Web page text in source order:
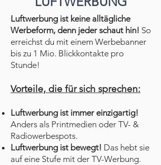
Luftwerbung ist keine alltägliche
Werbeform, denn jeder schaut hin! So
erreichst du mit einem Werbebanner
bis zu 1 Mio. Blickkontakte pro
Stunde!
Vorteile, die für sich sprechen:
Luftwerbung ist immer einzigartig!
Anders als Printmedien oder TV- &
Radiowerbespots.
Luftwerbung ist bewegt! Das hebt sie
auf eine Stufe mit der TV-Werbung.